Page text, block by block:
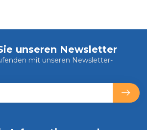
unseren Newsletter
mit unseren Newsletter-